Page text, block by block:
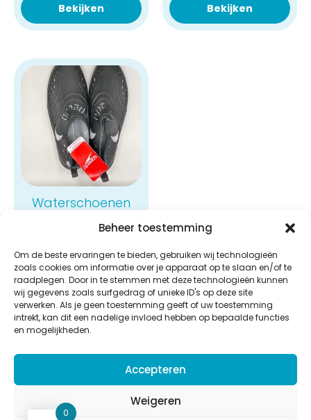
Beheer toestemming
Om de beste ervaringen te bieden, gebruiken wij technologieën
zoals cookies om informatie over je apparaat op te slaan en/of te
raadplegen. Door in te stemmen met deze technologieën kunnen
wij gegevens zoals surfgedrag of unieke ID's op deze site
verwerken. Als je geen toestemming geeft of uw toestemming
intrekt, kan dit een nadelige invloed hebben op bepaalde functies
en mogelijkheden.
Accepteren
Weigeren
Bekijken Bekijken
Waterschoenen
Speedo
Bekijken
Aquastar
Potaardestraat 58b,
9280 Lebbeke
BE 0832.616.920
0